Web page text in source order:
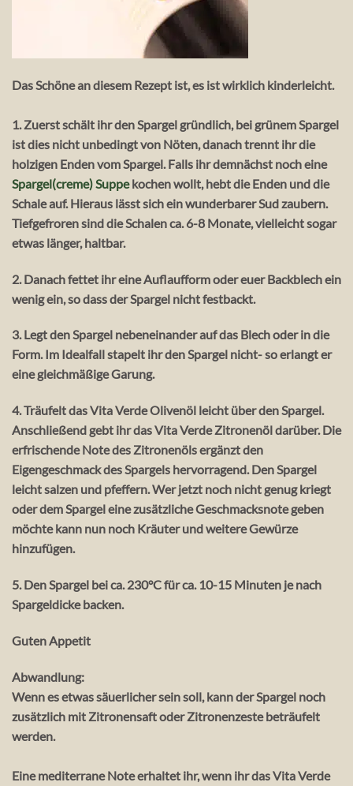
Das Schöne an diesem Rezept ist, es ist wirklich kinderleicht.
1. Zuerst schält ihr den Spargel gründlich, bei grünem Spargel
ist dies nicht unbedingt von Nöten, danach trennt ihr die
holzigen Enden vom Spargel. Falls ihr demnächst noch eine
Spargel(creme) Suppekochen wollt, hebt die Enden und die
Schale auf. Hieraus lässt sich ein wunderbarer Sud zaubern.
Tiefgefroren sind die Schalen ca. 6-8 Monate, vielleicht sogar
etwas länger, haltbar.
2. Danach fettet ihr eine Auflaufform oder euer Backblech ein
wenig ein, so dass der Spargel nicht festbackt.
3. Legt den Spargel nebeneinander auf das Blech oder in die
Form. Im Idealfall stapelt ihr den Spargel nicht- so erlangt er
eine gleichmäßige Garung.
4. Träufelt das Vita Verde Olivenöl leicht über den Spargel.
Anschließend gebt ihr das Vita Verde Zitronenöl darüber. Die
erfrischende Note des Zitronenöls ergänzt den
Eigengeschmack des Spargels hervorragend. Den Spargel
leicht salzen und pfeffern. Wer jetzt noch nicht genug kriegt
oder dem Spargel eine zusätzliche Geschmacksnote geben
möchte kann nun noch Kräuter und weitere Gewürze
hinzufügen.
5. Den Spargel bei ca. 230°C für ca. 10-15 Minuten je nach
Spargeldicke backen.
Guten Appetit
Abwandlung:
Wenn es etwas säuerlicher sein soll, kann der Spargel noch
zusätzlich mit Zitronensaft oder Zitronenzeste beträufelt
werden.
Eine mediterrane Note erhaltet ihr, wenn ihr das Vita Verde